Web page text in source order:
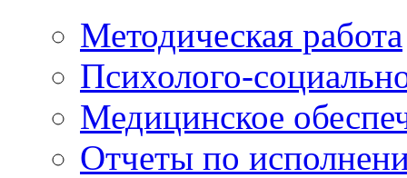
Методическая работа
Психолого-
Медицинское
Отчеты по